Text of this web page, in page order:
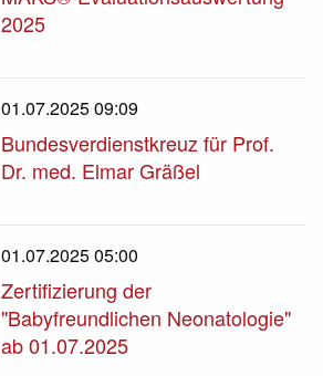
2025
01.07.2025 09:09
Bundesverdienstkreuz für Prof.
Dr. med. Elmar Gräßel
01.07.2025 05:00
Zertifizierung der
"Babyfreundlichen Neonatologie"
ab 01.07.2025